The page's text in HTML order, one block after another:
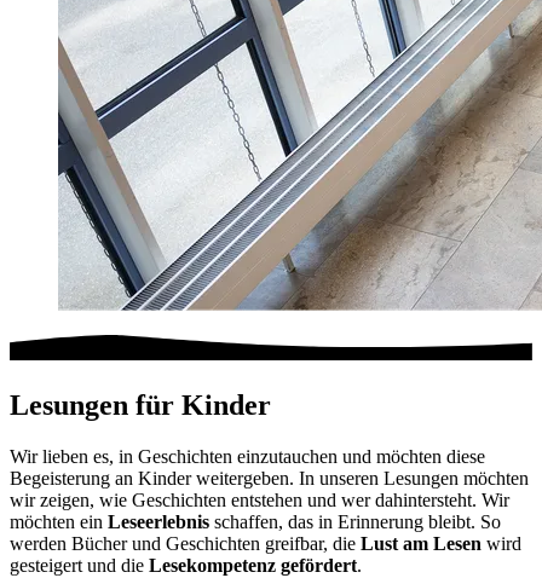
Lesungen für Kinder
Wir lieben es, in Geschichten einzutauchen und möchten diese
Begeisterung an Kinder weitergeben. In unseren Lesungen möchten
wir zeigen, wie Geschichten entstehen und wer dahintersteht. Wir
möchten ein Leseerlebnis schaffen, das in Erinnerung bleibt. So
werden Bücher und Geschichten greifbar, die Lust am Lesen wird
gesteigert und die Lesekompetenz gefördert.